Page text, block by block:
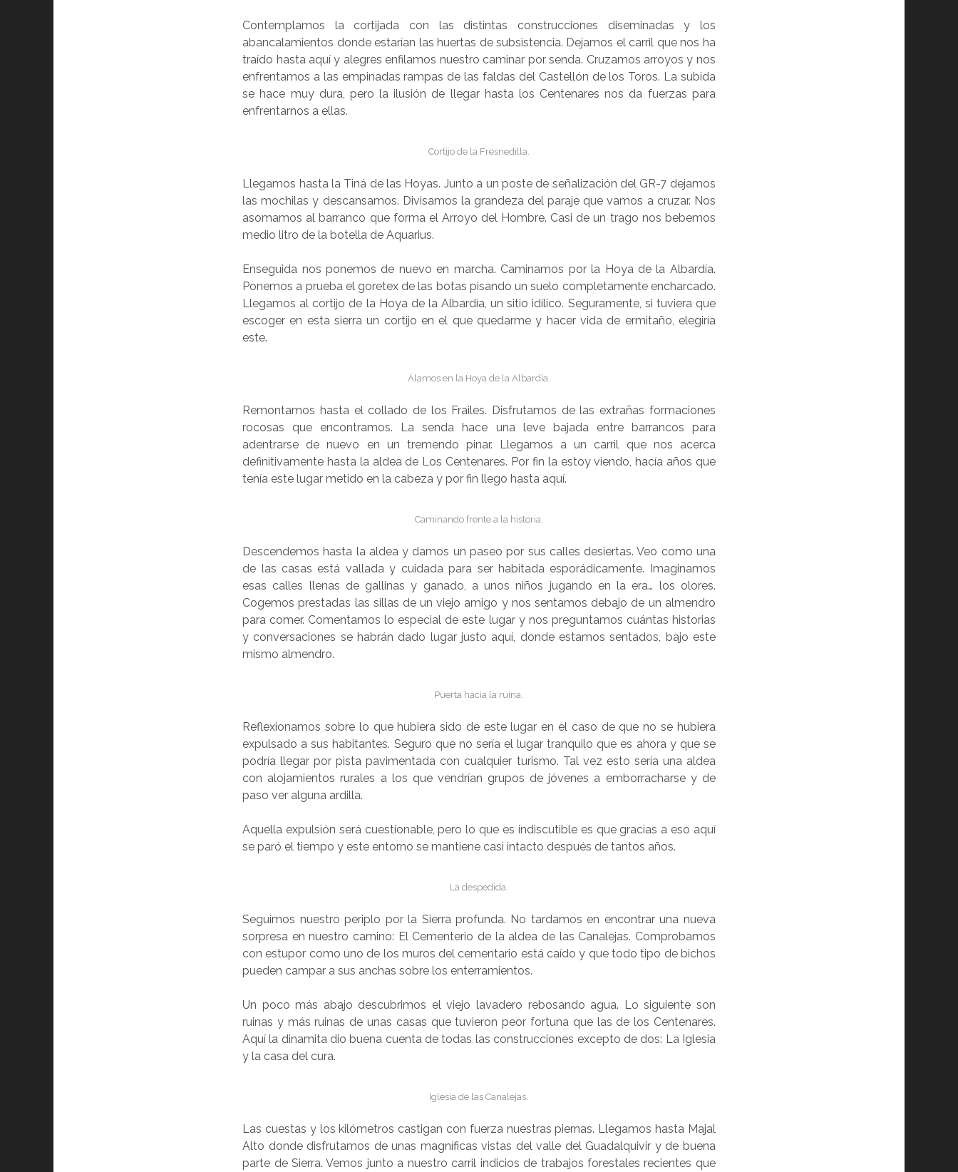
Contemplamos la cortijada con las distintas construcciones diseminadas y los
abancalamientos donde estarían las huertas de subsistencia. Dejamos el carril que nos ha
traído hasta aquí y alegres enfilamos nuestro caminar por senda. Cruzamos arroyos y nos
enfrentamos a las empinadas rampas de las faldas del Castellón de los Toros. La subida
se hace muy dura, pero la ilusión de llegar hasta los Centenares nos da fuerzas para
enfrentarnos a ellas.
Cortijo de la Fresnedilla.
Llegamos hasta la Tiná de las Hoyas. Junto a un poste de señalización del GR-7 dejamos
las mochilas y descansamos. Divisamos la grandeza del paraje que vamos a cruzar. Nos
asomamos al barranco que forma el Arroyo del Hombre. Casi de un trago nos bebemos
medio litro de la botella de Aquarius.
Enseguida nos ponemos de nuevo en marcha. Caminamos por la Hoya de la Albardía.
Ponemos a prueba el goretex de las botas pisando un suelo completamente encharcado.
Llegamos al cortijo de la Hoya de la Albardía, un sitio idílico. Seguramente, si tuviera que
escoger en esta sierra un cortijo en el que quedarme y hacer vida de ermitaño, elegiría
este.
Álamos en la Hoya de la Albardía.
Remontamos hasta el collado de los Frailes. Disfrutamos de las extrañas formaciones
rocosas que encontramos. La senda hace una leve bajada entre barrancos para
adentrarse de nuevo en un tremendo pinar. Llegamos a un carril que nos acerca
definitivamente hasta la aldea de Los Centenares. Por fin la estoy viendo, hacía años que
tenía este lugar metido en la cabeza y por fin llego hasta aquí.
Caminando frente a la historia.
Descendemos hasta la aldea y damos un paseo por sus calles desiertas. Veo como una
de las casas está vallada y cuidada para ser habitada esporádicamente. Imaginamos
esas calles llenas de gallinas y ganado, a unos niños jugando en la era… los olores.
Cogemos prestadas las sillas de un viejo amigo y nos sentamos debajo de un almendro
para comer. Comentamos lo especial de este lugar y nos preguntamos cuántas historias
y conversaciones se habrán dado lugar justo aquí, donde estamos sentados, bajo este
mismo almendro.
Puerta hacia la ruina.
Reflexionamos sobre lo que hubiera sido de este lugar en el caso de que no se hubiera
expulsado a sus habitantes. Seguro que no sería el lugar tranquilo que es ahora y que se
podría llegar por pista pavimentada con cualquier turismo. Tal vez esto sería una aldea
con alojamientos rurales a los que vendrían grupos de jóvenes a emborracharse y de
paso ver alguna ardilla.
Aquella expulsión será cuestionable, pero lo que es indiscutible es que gracias a eso aquí
se paró el tiempo y este entorno se mantiene casi intacto después de tantos años.
La despedida.
Seguimos nuestro periplo por la Sierra profunda. No tardamos en encontrar una nueva
sorpresa en nuestro camino: El Cementerio de la aldea de las Canalejas. Comprobamos
con estupor como uno de los muros del cementario está caído y que todo tipo de bichos
pueden campar a sus anchas sobre los enterramientos.
Un poco más abajo descubrimos el viejo lavadero rebosando agua. Lo siguiente son
ruinas y más ruinas de unas casas que tuvieron peor fortuna que las de los Centenares.
Aquí la dinamita dio buena cuenta de todas las construcciones excepto de dos: La Iglesia
y la casa del cura.
Iglesia de las Canalejas.
Las cuestas y los kilómetros castigan con fuerza nuestras piernas. Llegamos hasta Majal
Alto donde disfrutamos de unas magníficas vistas del valle del Guadalquivir y de buena
parte de Sierra. Vemos junto a nuestro carril indicios de trabajos forestales recientes que